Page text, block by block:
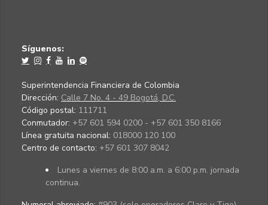
Síguenos:
Superintendencia Financiera de Colombia
Dirección: Calle 7 No. 4 - 49 Bogotá, D.C.
Código postal: 111711
Conmutador: +57 601 594 0200 - +57 601 350 8166
Línea gratuita nacional: 018000 120 100
Centro de contacto: +57 601 307 8042
Lunes a viernes de 8:00 a.m. a 6:00 p.m. jornada
continua.